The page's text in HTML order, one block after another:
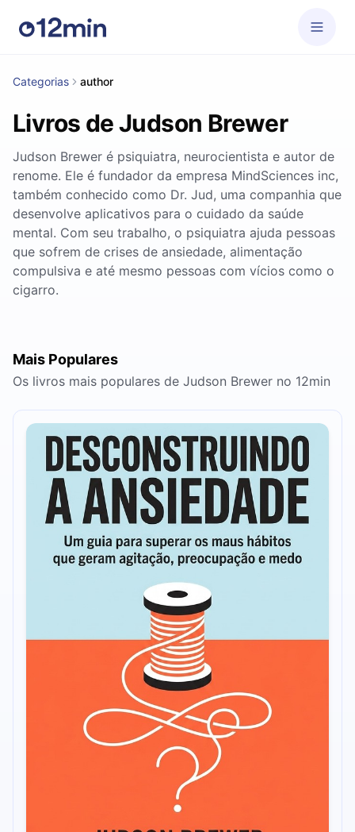
Categorias author
Livros de Judson Brewer
Judson Brewer é psiquiatra, neurocientista e autor de
renome. Ele é fundador da empresa MindSciences inc,
também conhecido como Dr. Jud, uma companhia que
desenvolve aplicativos para o cuidado da saúde
mental. Com seu trabalho, o psiquiatra ajuda pessoas
que sofrem de crises de ansiedade, alimentação
compulsiva e até mesmo pessoas com vícios como o
cigarro.
Mais Populares
Os livros mais populares de Judson Brewer no 12min